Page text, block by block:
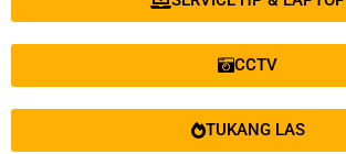
CCTV
TUKANG LAS